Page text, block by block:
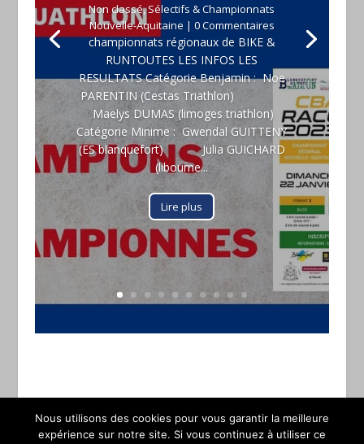
Non classé,Sélectifs & Championnats
Nouvelle-Aquitaine | 0 Commentaires
championnats régionaux de BIKE &
RUNTOUTES LES INFOS LES
RESULTATS Catégorie Benjamin : Noe
PARENTIN (Cestas Triathlon)
Maelys DUMAS (limoges triathlon)
Catégorie Minime : Gwendal GUITTENY
(ES blanquefort) Julia GUICHARD
(libourne...
Lire plus
Nous utilisons des cookies pour vous garantir la meilleure
expérience sur notre site. Si vous continuez à utiliser ce